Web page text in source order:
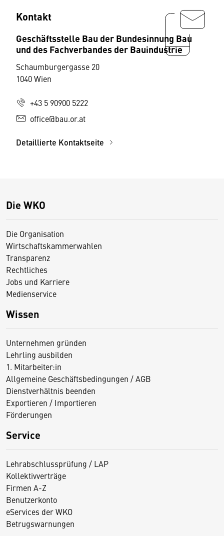
Kontakt
Geschäftsstelle Bau der Bundesinnung Bau
und des Fachverbandes der Bauindustrie
Schaumburgergasse 20
1040 Wien
+43 5 90900 5222
office@bau.or.at
Detaillierte Kontaktseite
Die WKO
Die Organisation
Wirtschaftskammerwahlen
Transparenz
Rechtliches
Jobs und Karriere
Medienservice
Wissen
Unternehmen gründen
Lehrling ausbilden
1. Mitarbeiter:in
Allgemeine Geschäftsbedingungen / AGB
Dienstverhältnis beenden
Exportieren / Importieren
Förderungen
Service
Lehrabschlussprüfung / LAP
Kollektivverträge
Firmen A-Z
Benutzerkonto
eServices der WKO
Betrugswarnungen